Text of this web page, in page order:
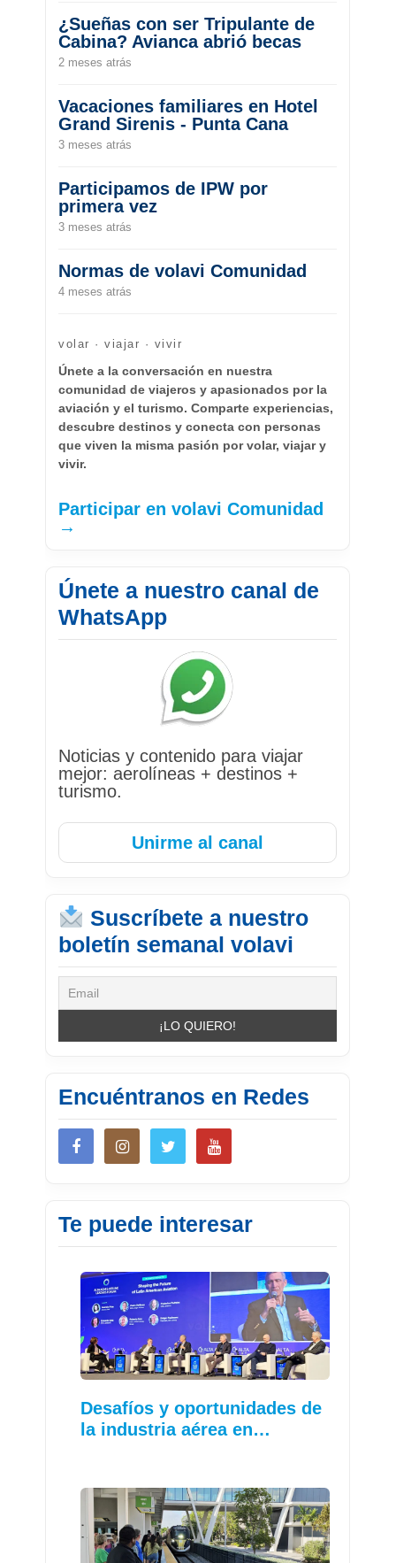
¿Sueñas con ser Tripulante de
Cabina? Avianca abrió becas
2 meses atrás
Vacaciones familiares en Hotel
Grand Sirenis - Punta Cana
3 meses atrás
Participamos de IPW por
primera vez
3 meses atrás
Normas de volavi Comunidad
4 meses atrás
volar · viajar · vivir
Únete a la conversación en nuestra
comunidad de viajeros y apasionados por la
aviación y el turismo. Comparte experiencias,
descubre destinos y conecta con personas
que viven la misma pasión por volar, viajar y
vivir.
Participar en volavi Comunidad
→
Únete a nuestro canal de
WhatsApp
Noticias y contenido para viajar
mejor: aerolíneas + destinos +
turismo.
Unirme al canal
Suscríbete a nuestro
boletín semanal volavi
Encuéntranos en Redes
Te puede interesar
Desafíos y oportunidades de
la industria aérea en…